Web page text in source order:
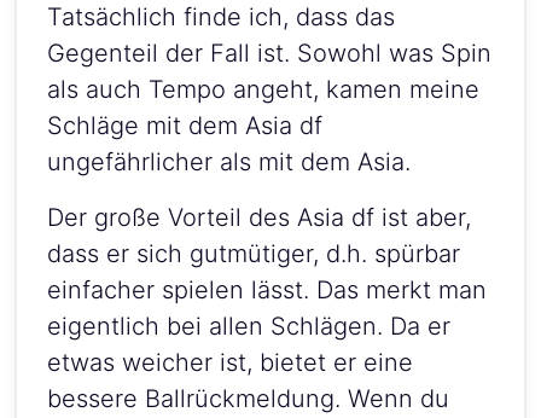
Tatsächlich finde ich, dass das
Gegenteil der Fall ist. Sowohl was Spin
als auch Tempo angeht, kamen meine
Schläge mit dem Asia df
ungefährlicher als mit dem Asia.
Der große Vorteil des Asia df ist aber,
dass er sich gutmütiger, d.h. spürbar
einfacher spielen lässt. Das merkt man
eigentlich bei allen Schlägen. Da er
etwas weicher ist, bietet er eine
bessere Ballrückmeldung. Wenn du